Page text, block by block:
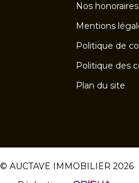
Nos honoraires
Mentions
Politique de
Politique des
Plan du site
© AUCTAVE IMMOBILIER 2026